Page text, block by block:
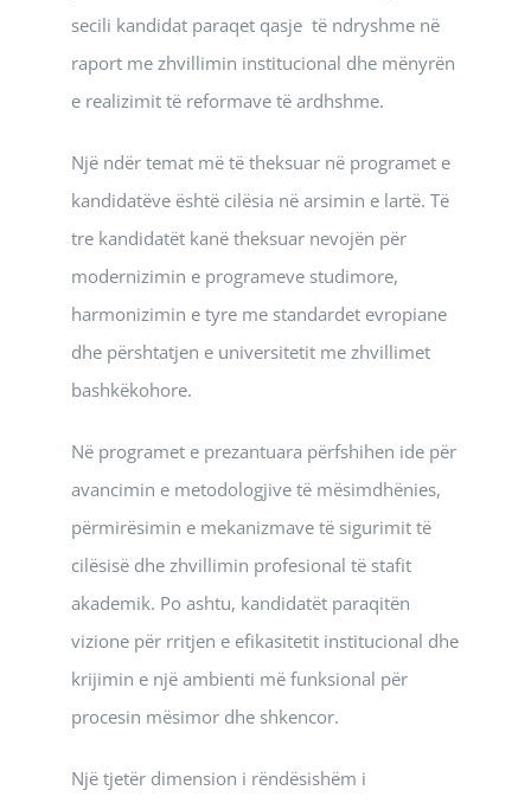
secili kandidat paraqet qasje të ndryshme në
raport me zhvillimin institucional dhe mënyrën
e realizimit të reformave të ardhshme.
Një ndër temat më të theksuar në programet e
kandidatëve është cilësia në arsimin e lartë. Të
tre kandidatët kanë theksuar nevojën për
modernizimin e programeve studimore,
harmonizimin e tyre me standardet evropiane
dhe përshtatjen e universitetit me zhvillimet
bashkëkohore.
Në programet e prezantuara përfshihen ide për
avancimin e metodologjive të mësimdhënies,
përmirësimin e mekanizmave të sigurimit të
cilësisë dhe zhvillimin profesional të stafit
akademik. Po ashtu, kandidatët paraqitën
vizione për rritjen e efikasitetit institucional dhe
krijimin e një ambienti më funksional për
procesin mësimor dhe shkencor.
Një tjetër dimension i rëndësishëm i